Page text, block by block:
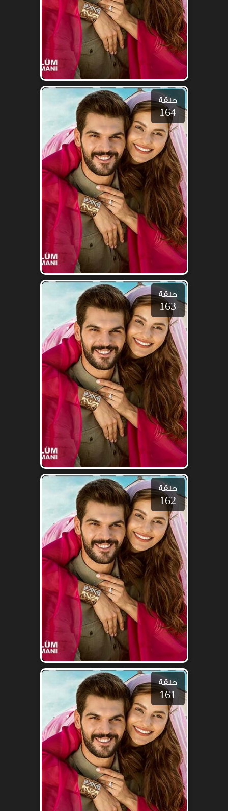
حلقة
164
حلقة
163
حلقة
162
حلقة
161